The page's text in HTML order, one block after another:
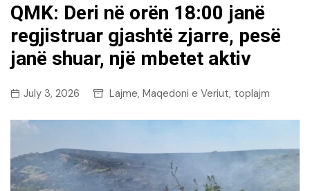
QMK: Deri në orën 18:00 janë
regjistruar gjashtë zjarre, pesë
janë shuar, një mbetet aktiv
July 3, 2026 Lajme, Maqedoni e Veriut, toplajm